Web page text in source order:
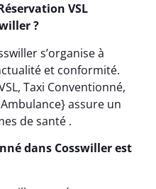
VSL
?
s’organise à
et conformité.
Taxi Conventionné,
assure un
de santé .
dans Cosswiller est